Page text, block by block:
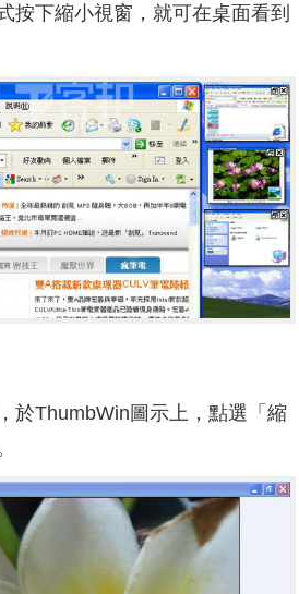
按下縮小視窗，就可在桌面看到
於ThumbWin圖示上，點選「縮